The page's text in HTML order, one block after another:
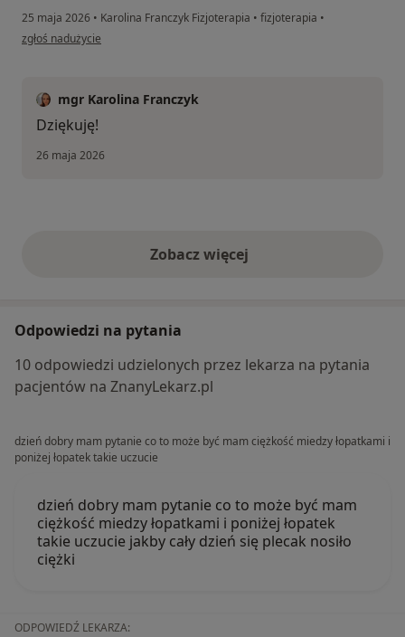
25 maja 2026 • Karolina Franczyk Fizjoterapia • fizjoterapia •
w opinii użytkownika DS
zgłoś nadużycie
mgr Karolina Franczyk
Dziękuję!
26 maja 2026
Zobacz więcejopinie powyżej
Odpowiedzi na pytania
10 odpowiedzi udzielonych przez lekarza na pytania
pacjentów na ZnanyLekarz.pl
dzień dobry mam pytanie co to może być mam ciężkość miedzy łopatkami i
poniżej łopatek takie uczucie
dzień dobry mam pytanie co to może być mam
ciężkość miedzy łopatkami i poniżej łopatek
takie uczucie jakby cały dzień się plecak nosiło
ciężki
ODPOWIEDŹ LEKARZA: